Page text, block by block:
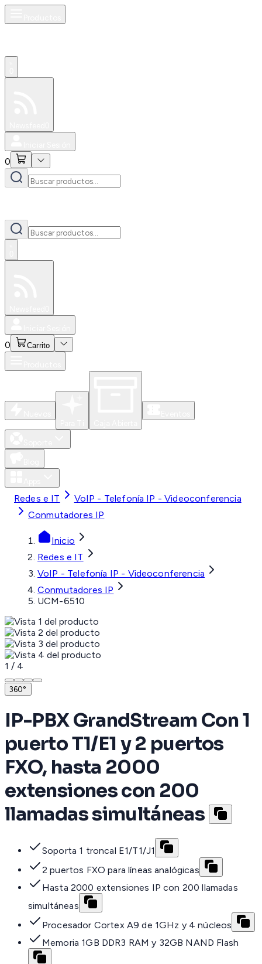
0
0 Carrito
Redes e IT
VoIP - Telefonía IP - Videoconferencia
Conmutadores IP
Inicio
Redes e IT
VoIP - Telefonía IP - Videoconferencia
Conmutadores IP
UCM-6510
1 / 4
360°
IP-PBX GrandStream Con 1
puerto T1/E1 y 2 puertos
FXO, hasta 2000
extensiones con 200
llamadas simultáneas
Soporta 1 troncal E1/T1/J1
2 puertos FXO para líneas analógicas
Hasta 2000 extensiones IP con 200 llamadas
simultáneas
Procesador Cortex A9 de 1GHz y 4 núcleos
Memoria 1GB DDR3 RAM y 32GB NAND Flash